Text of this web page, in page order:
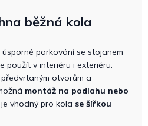
běžná kola
parkování se stojanem
použít v interiéru i exteriéru.
otvorům a
montáž na podlahu nebo
je vhodný pro kola se šířkou